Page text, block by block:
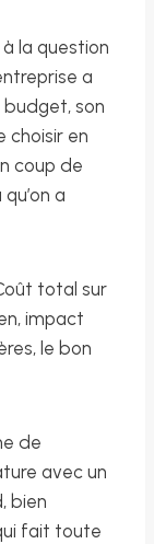
à la question
a
budget, son
choisir en
coup de
a
total sur
impact
le bon
de
avec un
bien
fait toute